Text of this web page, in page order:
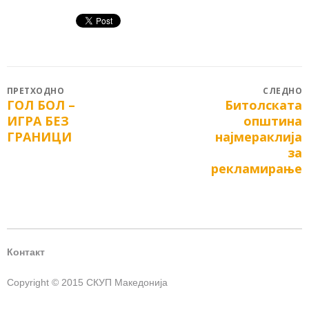
Post
navigation
ПРЕТХОДНО
Previous
post:
ГОЛ БОЛ –
ИГРА БЕЗ
ГРАНИЦИ
СЛЕДНО
Битолската
општина
најмераклија
за
рекламирање
Контакт
Copyright © 2015 СКУП Македонија